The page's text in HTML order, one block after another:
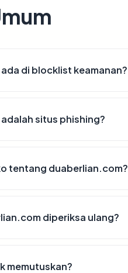
di blocklist keamanan?
situs phishing?
tentang duaberlian.com?
diperiksa ulang?
memutuskan?